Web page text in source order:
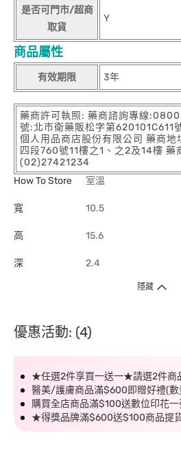
是否可門市/超商
取貨
Y
商品屬性
有效期限 3年
藥商許可執照: 藥商諮詢專線
號:北市衛藥販松字第620101C611
個人用品商店股份有限公司 藥商
四段760號11樓之1、之2及14樓 藥
(02)27421234
How To Store
室溫
寬 10.5
高 15.6
深 2.4
隱藏
優惠活動: (4)
★任選2件享買一送一★請選2件商
醫美/護膚商品滿$600即贈好禮(數
購買全店商品滿$100送數位印花一
★得獎品牌滿$600送$100商品提